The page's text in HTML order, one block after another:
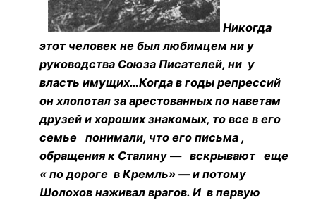
Никогда
этот человек не был любимцем ни у
руководства Союза Писателей, ни у
власть имущих…Когда в годы репрессий
он хлопотал за арестованных по наветам
друзей и хороших знакомых, то все в его
семье понимали, что его письма ,
обращения к Сталину — вскрывают еще
« по дороге в Кремль» — и потому
Шолохов наживал врагов. И в первую